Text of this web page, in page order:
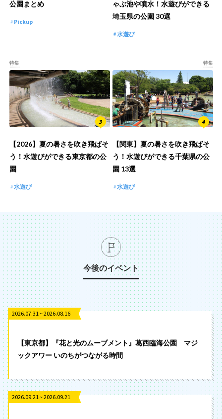
公園まとめ
Pickup
ゃぶ池や噴水！水遊びができる
埼玉県の公園 30選
水遊び
特集
【2026】夏の暑さを吹き飛ばそ
う！水遊びができる東京都の公
園
水遊び
特集
【関東】夏の暑さを吹き飛ばそ
う！水遊びができる千葉県の公
園 13選
水遊び
今後のイベント
2026.07.31 ~ 2026.08.16
【東京都】『花と光のムーブメント』葛西臨海公園 マジ
ックアワー いのちがつながる時間
2026.09.21 ~ 2026.09.21